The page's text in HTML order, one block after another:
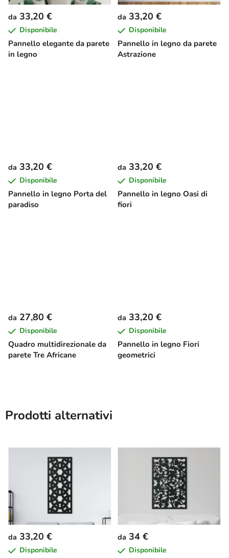
Pannello elegante da parete
in legno
da 33,20 €
Disponibile
Pannello in legno da parete
Astrazione
da 33,20 €
Disponibile
Pannello in legno Porta del
paradiso
da 33,20 €
Disponibile
Pannello in legno Oasi di
fiori
da 33,20 €
Disponibile
Quadro multidirezionale da
parete Tre Africane
da 27,80 €
Disponibile
Pannello in legno Fiori
geometrici
da 33,20 €
Disponibile
Prodotti alternativi
da 33,20 €
Disponibile
da 34 €
Disponibile